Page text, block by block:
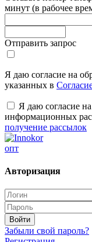
минут (в рабочее
Отправить запрос
Я даю согласие на
указанных в
Я даю согласие
информационных
получение рассылок
опт
Авторизация
Забыли свой пароль?